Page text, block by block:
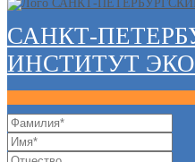
САНКТ-
ИНСТИТУТ